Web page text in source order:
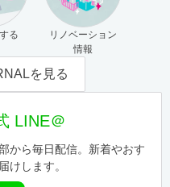
る
リノベーション
情報
を見る
LINE＠
から毎日配信。新着やおす
けします。